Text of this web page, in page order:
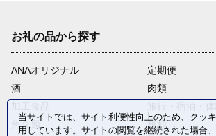
お礼の品から探す
ANAオリジナル
定期便
酒
肉類
魚介類
麺類
当サイトでは、サイト利便性向上のため、クッ
用しています。サイトの閲覧を継続された場合